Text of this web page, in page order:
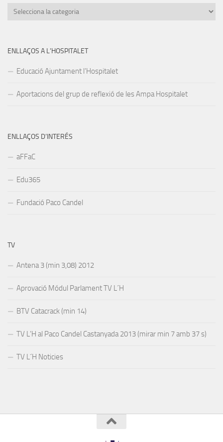
Categories
ENLLAÇOS A L’HOSPITALET
Educació Ajuntament l’Hospitalet
Aportacions del grup de reflexió de les Ampa Hospitalet
ENLLAÇOS D’INTERÉS
aFFaC
Edu365
Fundació Paco Candel
TV
Antena 3 (min 3,08) 2012
Aprovació Módul Parlament TV L´H
BTV Catacrack (min 14)
TV L’H al Paco Candel Castanyada 2013 (mirar min 7 amb 37 s)
TV L´H Noticies